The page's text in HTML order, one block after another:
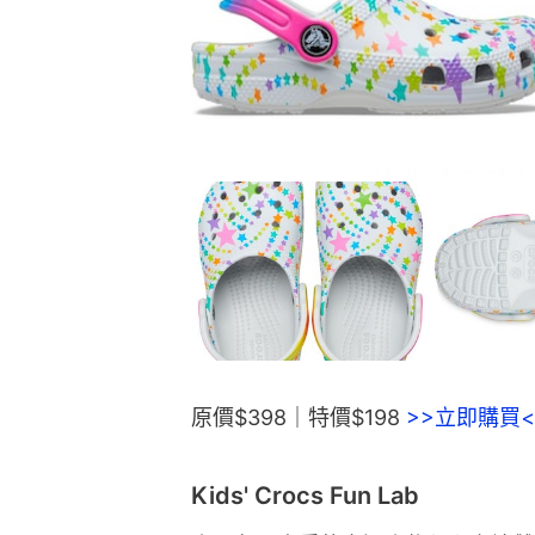
原價$398｜特價$198 >>立即購買
Kids' Crocs Fun Lab